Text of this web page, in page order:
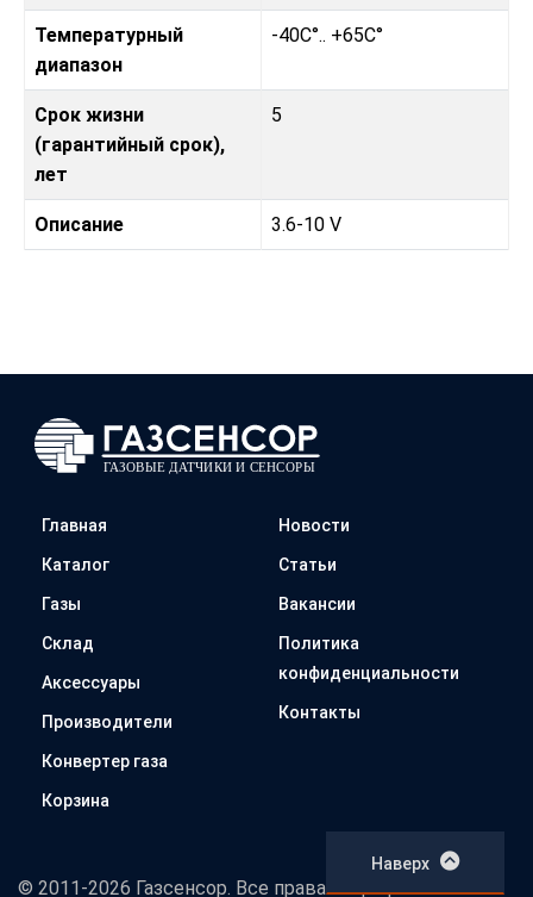
Температурный
диапазон
-40C°.. +65C°
Срок жизни
(гарантийный срок),
лет
5
Описание 3.6-10 V
Главная
Каталог
Газы
Склад
Аксессуары
Производители
Конвертер газа
Корзина
Новости
Статьи
Вакансии
Политика
конфиденциальности
Контакты
© 2011-2026 Газсенсор. Все права защищены
Наверх